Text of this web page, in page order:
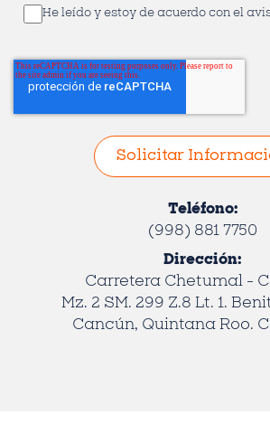
He leído y estoy de acuerdo con el
Teléfono:
(998) 881 7750
Dirección:
Carretera Chetumal -
Mz. 2 SM. 299 Z.8 Lt. 1.
Cancún, Quintana Roo.